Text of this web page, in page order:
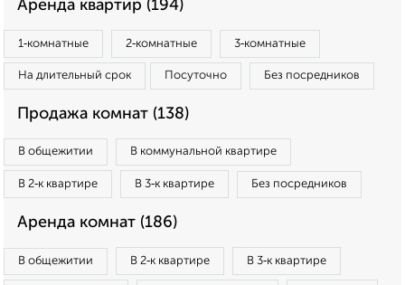
Аренда квартир (194)
1‑комнатные 2‑комнатные 3‑комнатные
На длительный срок Посуточно Без посредников
Продажа комнат (138)
В общежитии В коммунальной квартире
В 2‑к квартире В 3‑к квартире Без посредников
Аренда комнат (186)
В общежитии В 2‑к квартире В 3‑к квартире